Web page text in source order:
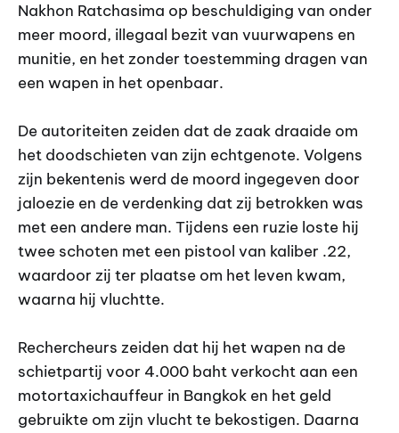
Nakhon Ratchasima op beschuldiging van onder
meer moord, illegaal bezit van vuurwapens en
munitie, en het zonder toestemming dragen van
een wapen in het openbaar.
De autoriteiten zeiden dat de zaak draaide om
het doodschieten van zijn echtgenote. Volgens
zijn bekentenis werd de moord ingegeven door
jaloezie en de verdenking dat zij betrokken was
met een andere man. Tijdens een ruzie loste hij
twee schoten met een pistool van kaliber .22,
waardoor zij ter plaatse om het leven kwam,
waarna hij vluchtte.
Rechercheurs zeiden dat hij het wapen na de
schietpartij voor 4.000 baht verkocht aan een
motortaxichauffeur in Bangkok en het geld
gebruikte om zijn vlucht te bekostigen. Daarna